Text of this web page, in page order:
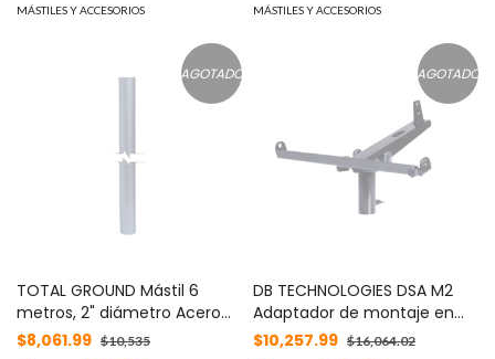
MÁSTILES Y ACCESORIOS MÁSTILES Y ACCESORIOS
AGOTADO
TOTAL GROUND Mástil 6
metros, 2" diámetro Acero
Inoxidable. MOD: MTG-06-
$8,061.99 $10,535
AGOTADO
DB TECHNOLOGIES DSA M2
Adaptador de montaje en
poste para módulos DVA Mini
$10,257.99 $16,064.02